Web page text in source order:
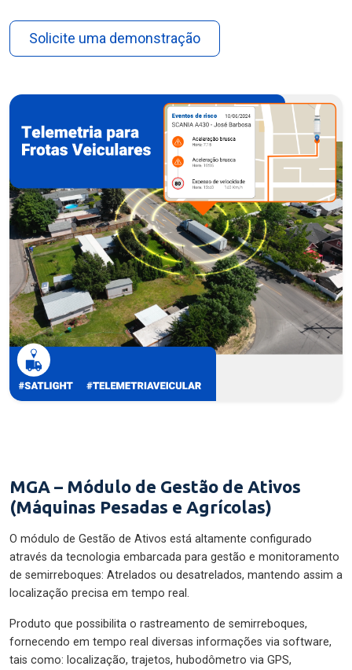
Solicite uma demonstração
MGA – Módulo de Gestão de Ativos
(Máquinas Pesadas e Agrícolas)
O módulo de Gestão de Ativos está altamente configurado
através da tecnologia embarcada para gestão e monitoramento
de semirreboques: Atrelados ou desatrelados, mantendo assim a
localização precisa em tempo real.
Produto que possibilita o rastreamento de semirreboques,
fornecendo em tempo real diversas informações via software,
tais como: localização, trajetos, hubodômetro via GPS,